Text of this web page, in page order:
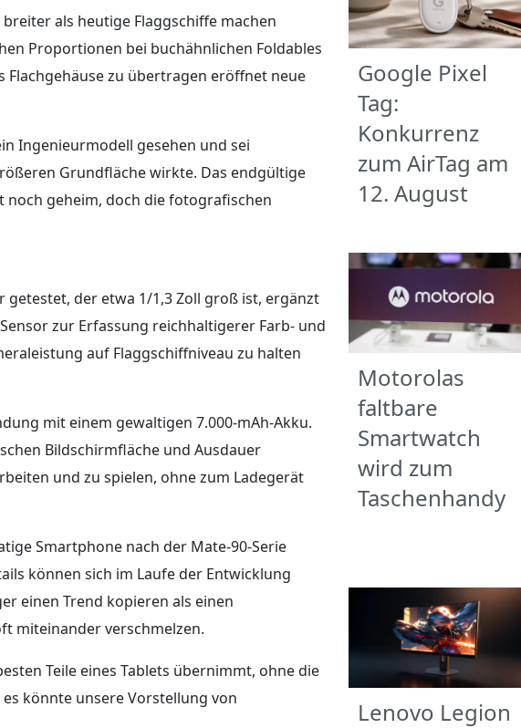
als heutige Flaggschiffe machen
Proportionen bei buchähnlichen Foldables
zu übertragen eröffnet neue
Ingenieurmodell gesehen und sei
Grundfläche wirkte. Das endgültige
noch geheim, doch die fotografischen
getestet, der etwa 1/1,3 Zoll groß ist, ergänzt
zur Erfassung reichhaltigerer Farb- und
auf Flaggschiffniveau zu halten
mit einem gewaltigen 7.000-mAh-Akku.
Bildschirmfläche und Ausdauer
und zu spielen, ohne zum Ladegerät
Smartphone nach der Mate-90-Serie
können sich im Laufe der Entwicklung
einen Trend kopieren als einen
miteinander verschmelzen.
Teile eines Tablets übernimmt, ohne die
könnte unsere Vorstellung von
Google Pixel
Tag:
Konkurrenz
zum AirTag am
12. August
Motorolas
faltbare
Smartwatch
wird zum
Taschenhandy
Lenovo Legion